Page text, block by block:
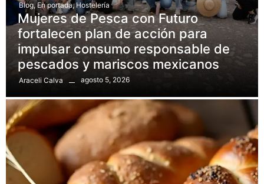
Blog, En portada, Hostelería
Mujeres de Pesca con Futuro
fortalecen plan de acción para
impulsar consumo responsable de
pescados y mariscos mexicanos
Araceli Calva agosto 5, 2026